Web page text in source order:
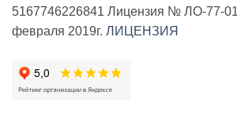
5167746226841 Лицензия № ЛО-77-
февраля 2019г. ЛИЦЕНЗИЯ